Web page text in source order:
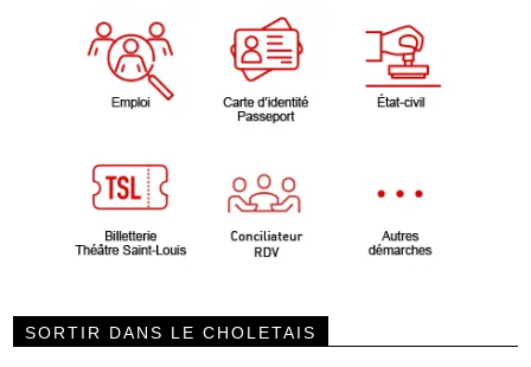
SORTIR DANS LE CHOLETAIS